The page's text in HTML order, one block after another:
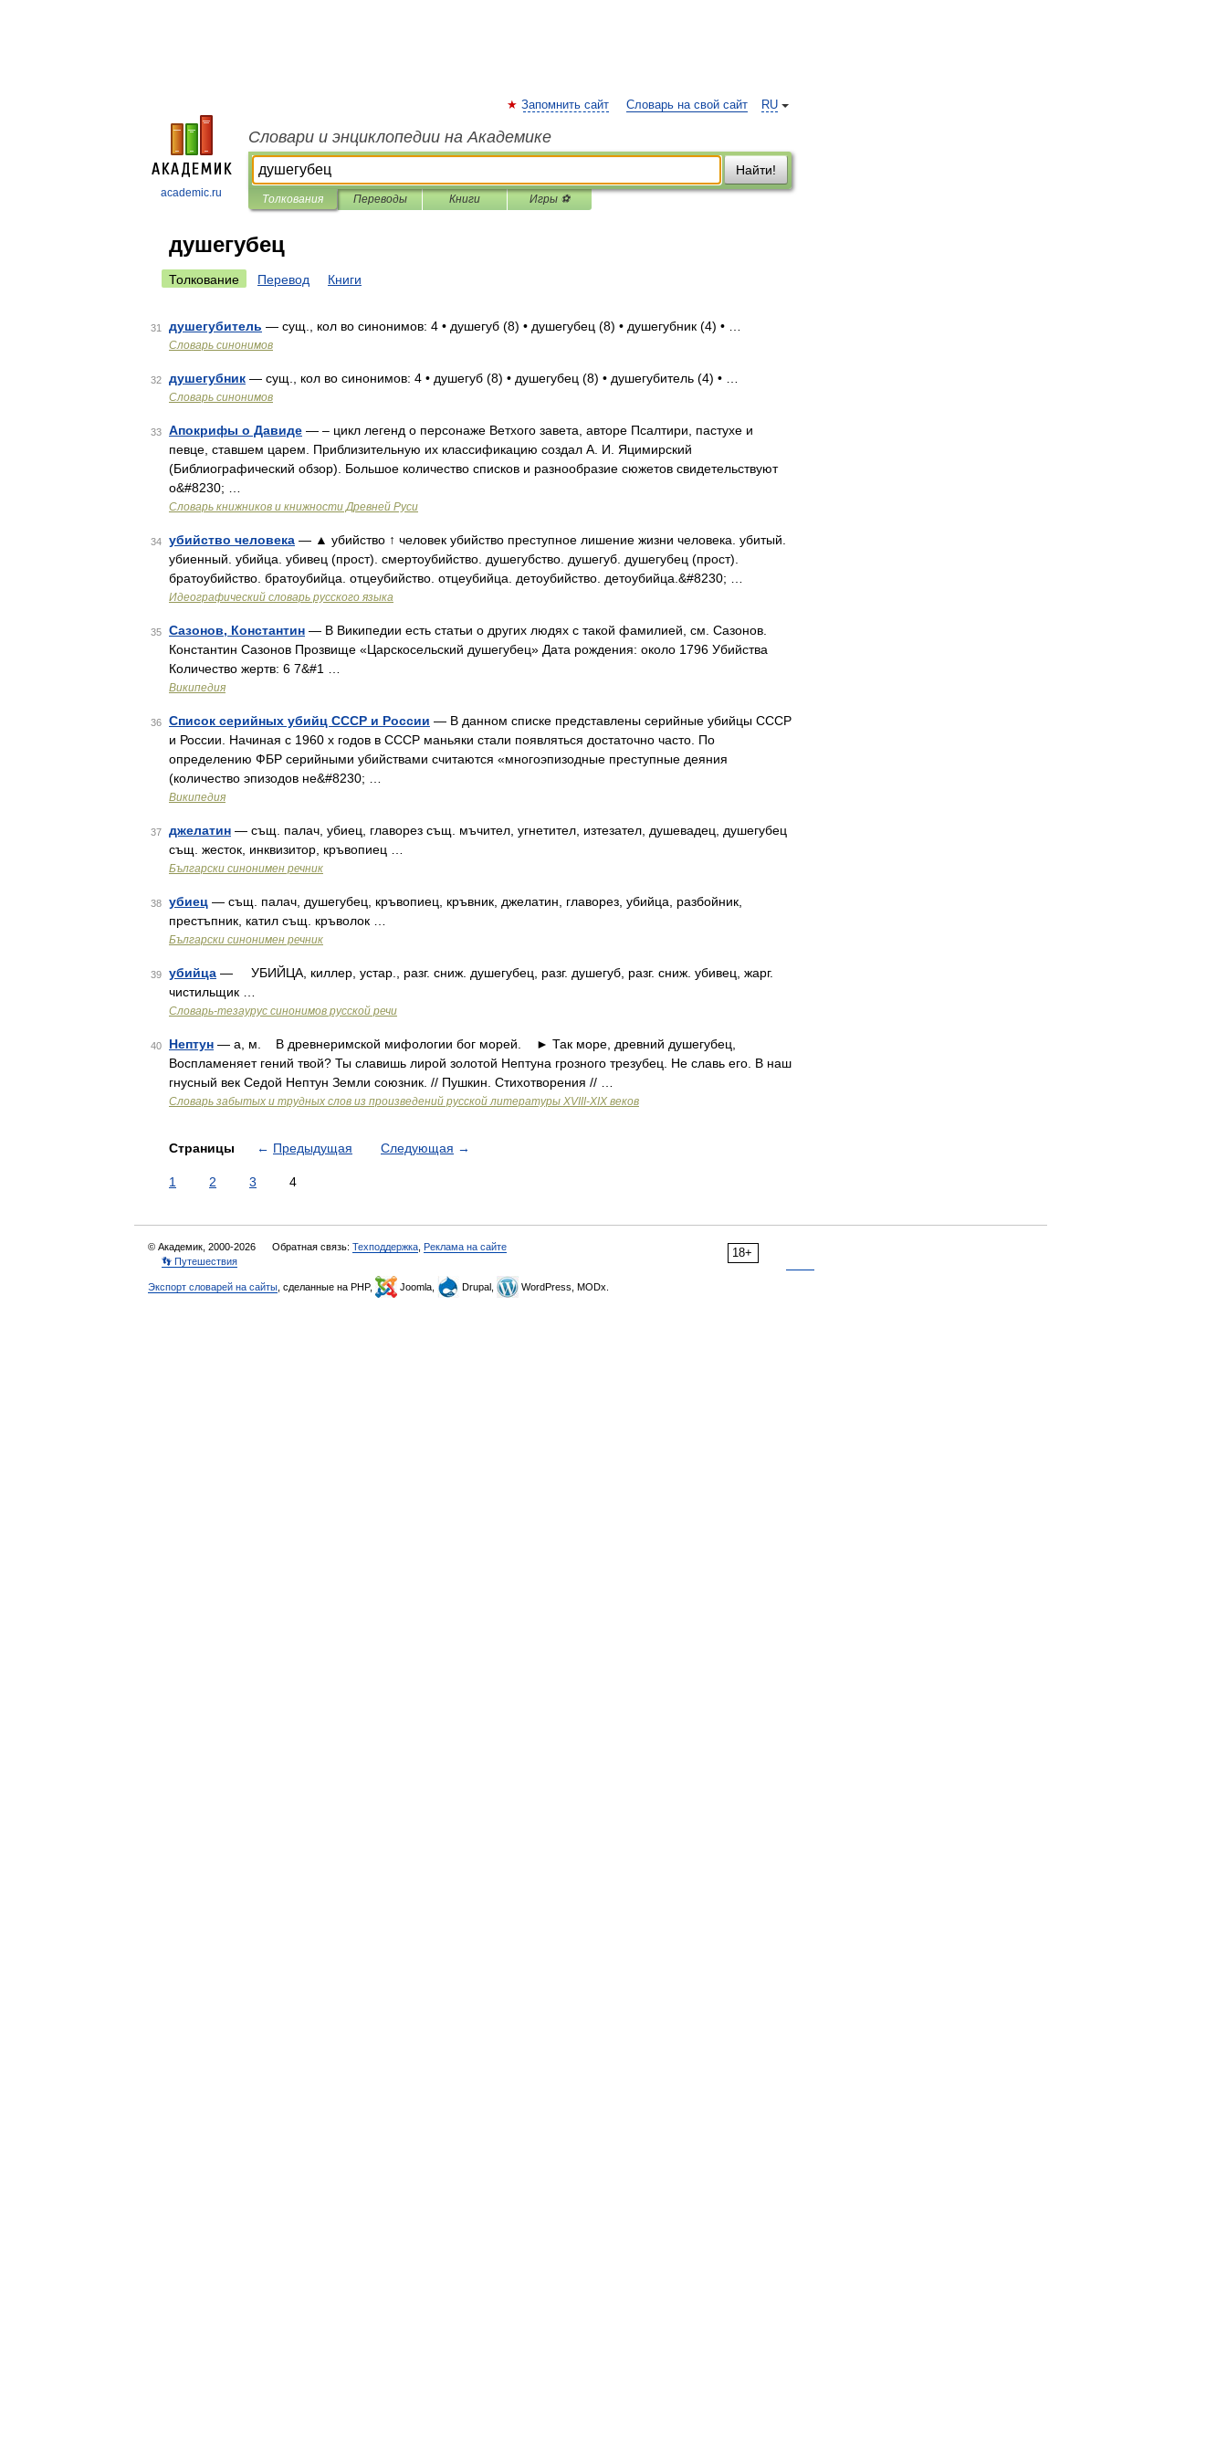
academic.ru
RU
Запомнить сайт Словарь на свой сайт
Словари и энциклопедии на Академике
Найти!
Толкования Переводы Книги Игры ⚽
душегубец
Толкование Перевод Книги
31 душегубитель — сущ., кол во синонимов: 4 • душегуб (8) • душегубец (8) • душегубник (4) • …
Словарь синонимов
32 душегубник — сущ., кол во синонимов: 4 • душегуб (8) • душегубец (8) • душегубитель (4) • …
Словарь синонимов
33 Апокрифы о Давиде — – цикл легенд о персонаже Ветхого завета, авторе Псалтири, пастухе и
певце, ставшем царем. Приблизительную их классификацию создал А. И. Яцимирский
(Библиографический обзор). Большое количество списков и разнообразие сюжетов свидетельствуют
о&#8230; …
Словарь книжников и книжности Древней Руси
34 убийство человека — ▲ убийство ↑ человек убийство преступное лишение жизни человека. убитый.
убиенный. убийца. убивец (прост). смертоубийство. душегубство. душегуб. душегубец (прост).
братоубийство. братоубийца. отцеубийство. отцеубийца. детоубийство. детоубийца.&#8230; …
Идеографический словарь русского языка
35 Сазонов, Константин — В Википедии есть статьи о других людях с такой фамилией, см. Сазонов.
Константин Сазонов Прозвище «Царскосельский душегубец» Дата рождения: около 1796 Убийства
Количество жертв: 6 7&#1 …
Википедия
36 Список серийных убийц СССР и России — В данном списке представлены серийные убийцы СССР
и России. Начиная с 1960 х годов в СССР маньяки стали появляться достаточно часто. По
определению ФБР серийными убийствами считаются «многоэпизодные преступные деяния
(количество эпизодов не&#8230; …
Википедия
37 джелатин — същ. палач, убиец, главорез същ. мъчител, угнетител, изтезател, душевадец, душегубец
същ. жесток, инквизитор, кръвопиец …
Български синонимен речник
38 убиец — същ. палач, душегубец, кръвопиец, кръвник, джелатин, главорез, убийца, разбойник,
престъпник, катил същ. кръволок …
Български синонимен речник
39 убийца — УБИЙЦА, киллер, устар., разг. сниж. душегубец, разг. душегуб, разг. сниж. убивец, жарг.
чистильщик …
Словарь-тезаурус синонимов русской речи
40 Нептун — а, м. В древнеримской мифологии бог морей. ► Так море, древний душегубец,
Воспламеняет гений твой? Ты славишь лирой золотой Нептуна грозного трезубец. Не славь его. В наш
гнусный век Седой Нептун Земли союзник. // Пушкин. Стихотворения // …
Словарь забытых и трудных слов из произведений русской литературы ХVIII-ХIХ веков
Страницы ← Предыдущая Следующая →
1 2 3 4
18+
© Академик, 2000-2026 Обратная связь: Техподдержка Реклама на сайте
👣 Путешествия
Экспорт словарей на сайты , сделанные на PHP, Joomla, Drupal, WordPress, MODx.